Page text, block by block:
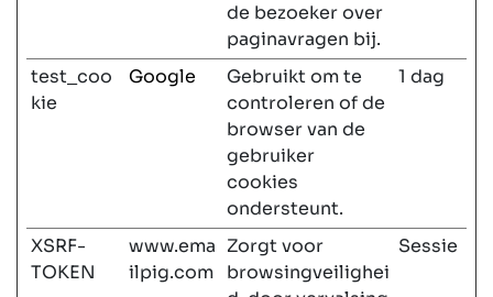
de bezoeker over
paginavragen bij.
test_coo
kie
Google
Gebruikt om te
controleren of de
browser van de
gebruiker
cookies
ondersteunt.
1 dag
XSRF-
TOKEN
www.ema
ilpig.com
Zorgt voor
browsingveilighei
Sessie